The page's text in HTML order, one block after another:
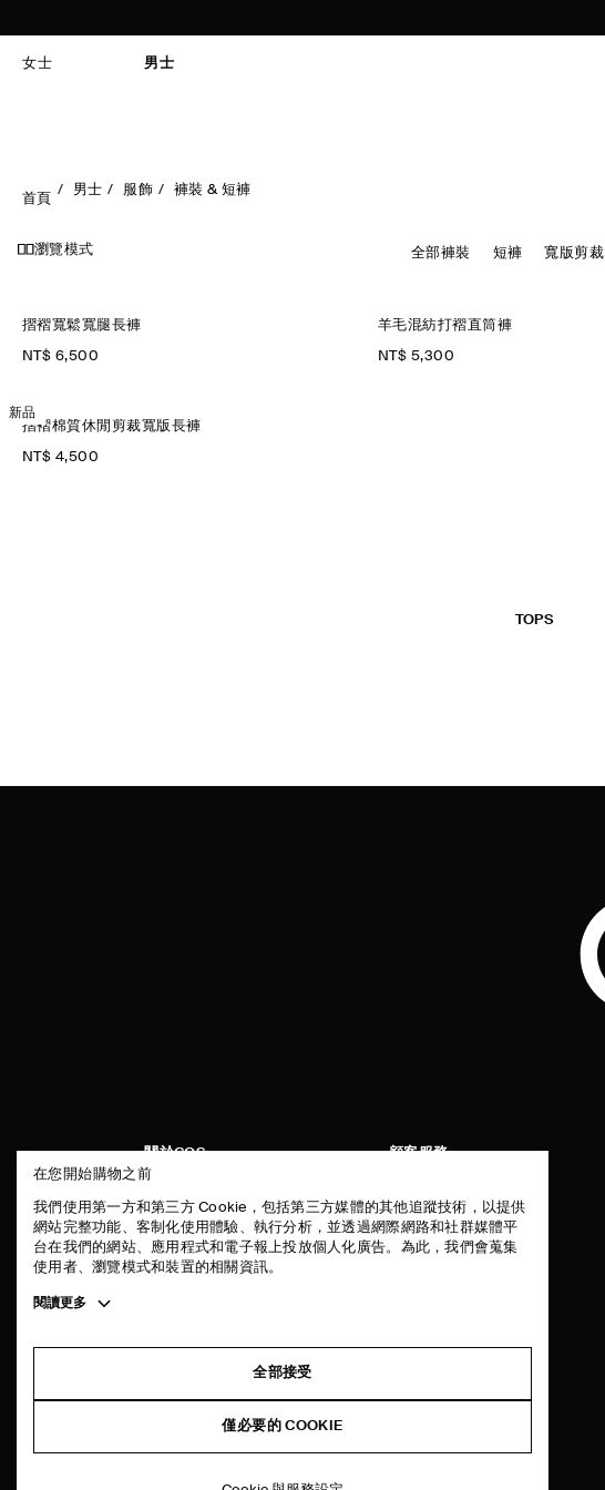
女士 男士
首頁
男士 服飾 褲裝 & 短褲
瀏覽模式 全部褲裝 短褲 寬版剪裁
摺褶寬鬆寬腿長褲
NT$ 6,500
羊毛混紡打褶直筒褲
NT$ 5,300
新品
摺褶棉質休閒剪裁寬版長褲
NT$ 4,500
TOPS
關於COS
工作機會
新聞中心
顧客服務
配送說明
付款說明
版型指南
在您開始購物之前
我們使用第一方和第三方 Cookie，包括第三方媒體的其他追蹤技術，以提供
網站完整功能、客制化使用體驗、執行分析，並透過網際網路和社群媒體平
台在我們的網站、應用程式和電子報上投放個人化廣告。為此，我們會蒐集
使用者、瀏覽模式和裝置的相關資訊。
Toggle
閱讀更多
全部接受
僅必要的 COOKIE